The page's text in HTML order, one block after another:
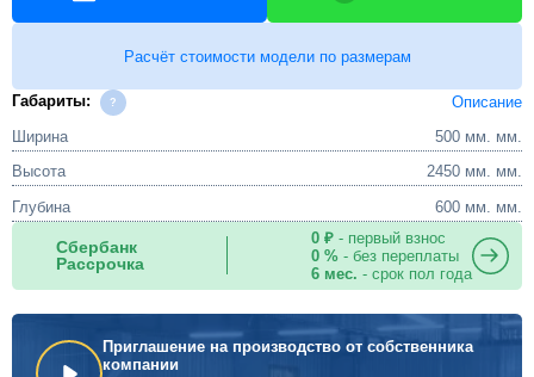
Расчёт стоимости модели по размерам
Габариты:
Описание
Ширина
500 мм. мм.
Высота
2450 мм. мм.
Глубина
600 мм. мм.
Сбербанк
Рассрочка
0 ₽- первый взнос
0 %- без переплаты
6 мес. - срок пол года
Приглашение на производство от собственника
компании